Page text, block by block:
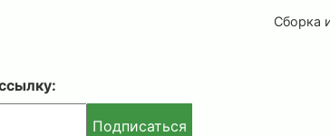
Сборка
Подписаться